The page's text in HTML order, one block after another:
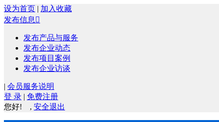
设为首页 | 加入收藏
发布信息 
发布产品与服务
发布企业动态
发布项目案例
发布企业访谈
| 会员服务说明
登 录 | 免费注册
您好!
, 安全退出